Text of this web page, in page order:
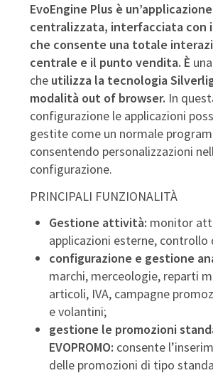
EvoEngine Plus è
centralizzata, interfacciata con
che consente una totale
centrale e il punto vendita. È
che utilizza la tecnologia
modalità out of browser. In
configurazione le applicazioni
gestite come un normale
consentendo personalizzazioni
configurazione.
PRINCIPALI FUNZIONALITÀ
Gestione attività: monitor
applicazioni esterne, controllo
configurazione e gestione
marchi, merceologie, reparti
articoli, IVA, campagne
e volantini;
gestione le promozioni
EVOPROMO: consente
delle promozioni di tipo